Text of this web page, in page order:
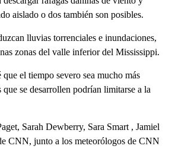
aislado o dos también son posibles.
lluvias torrenciales e inundaciones,
zonas del valle inferior del Mississippi.
que el tiempo severo sea mucho más
que se desarrollen podrían limitarse a la
Sarah Dewberry, Sara Smart , Jamiel
CNN, junto a los meteorólogos de CNN